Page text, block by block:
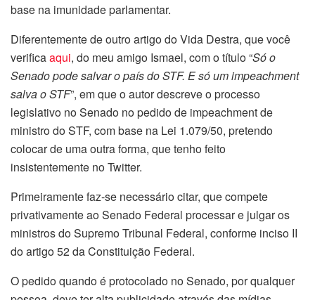
base na imunidade parlamentar.
Diferentemente de outro artigo do Vida Destra, que você
verificaaqui, do meu amigo Ismael, com o título “Só o
Senado pode salvar o país do STF. E só um impeachment
salva o STF”, em que o autor descreve o processo
legislativo no Senado no pedido de impeachment de
ministro do STF, com base na Lei 1.079/50, pretendo
colocar de uma outra forma, que tenho feito
insistentemente no Twitter.
Primeiramente faz-se necessário citar, que compete
privativamente ao Senado Federal processar e julgar os
ministros do Supremo Tribunal Federal, conforme inciso II
do artigo 52 da Constituição Federal.
O pedido quando é protocolado no Senado, por qualquer